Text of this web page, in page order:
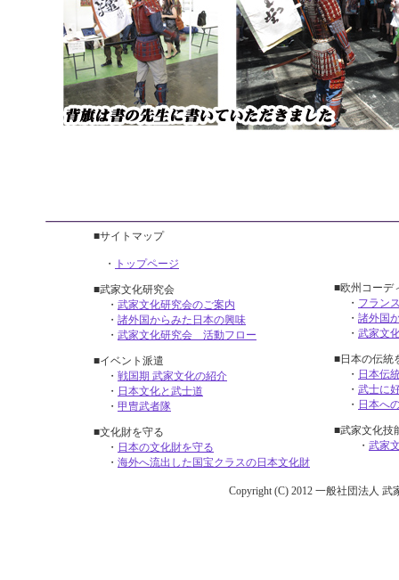
■サイトマップ
・ トップページ
■武家文化研究会
・ 武家文化研究会のご案内
・ 諸外国からみた日本の興味
・ 武家文化研究会 活動フロー
■イベント派遣
・ 戦国期 武家文化の紹介
・ 日本文化と武士道
・ 甲冑武者隊
■文化財を守る
・ 日本の文化財を守る
・ 海外へ流出した国宝クラスの日本文化財
■欧州コーデ
・ フラン
・ 諸外国
・ 武家文
■日本の伝統
・ 日本伝
・ 武士に
・ 日本へ
■武家文化技
・ 武家
Copyright (C) 2012 一般社団法人 武